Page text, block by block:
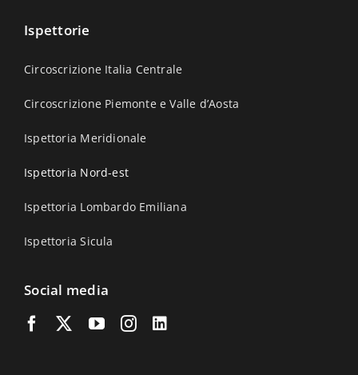
Ispettorie
Circoscrizione Italia Centrale
Circoscrizione Piemonte e Valle d’Aosta
Ispettoria Meridionale
Ispettoria Nord-est
Ispettoria Lombardo Emiliana
Ispettoria Sicula
Social media